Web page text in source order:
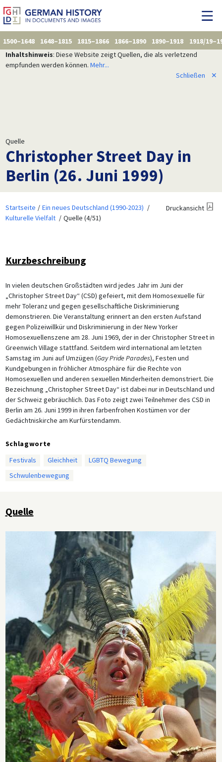
1500–1648 1648–1815 1815–1866 1866–1890 1890–1918
1918/
Inhaltshinweis: Diese Website zeigt Quellen, die als verletzend
empfunden werden können. Mehr...
Schließen
✕
Quelle
Christopher Street Day in
Berlin (26. Juni 1999)
Startseite
Ein neues Deutschland (1990-2023)
Kulturelle Vielfalt
Quelle (4/51)
Druckansicht
Kurzbeschreibung
In vielen deutschen Großstädten wird jedes Jahr im Juni der
„Christopher Street Day“ (CSD) gefeiert, mit dem Homosexuelle für
mehr Toleranz und gegen gesellschaftliche Diskriminierung
demonstrieren. Die Veranstaltung erinnert an den ersten Aufstand
gegen Polizeiwillkür und Diskriminierung in der New Yorker
Homosexuellenszene am 28. Juni 1969, der in der Christopher Street in
Greenwich Village stattfand. Seitdem wird international am letzten
Samstag im Juni auf Umzügen (Gay Pride Parades), Festen und
Kundgebungen in fröhlicher Atmosphäre für die Rechte von
Homosexuellen und anderen sexuellen Minderheiten demonstriert. Die
Bezeichnung „Christopher Street Day“ ist dabei nur in Deutschland und
der Schweiz gebräuchlich. Das Foto zeigt zwei Teilnehmer des CSD in
Berlin am 26. Juni 1999 in ihren farbenfrohen Kostümen vor der
Gedächtniskirche am Kurfürstendamm.
Schlagworte
Festivals
Gleichheit
LGBTQ Bewegung
Schwulenbewegung
Quelle